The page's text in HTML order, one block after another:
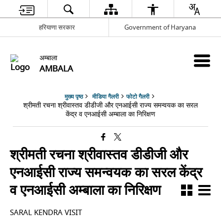
हरियाणा सरकार Government of Haryana
अम्बाला
AMBALA
मुख्य पृष्ठ मीडिया गैलरी फोटो गैलरी
श्रीमती रचना श्रीवास्तव डीडीजी और एनआईसी राज्य समन्वयक का सरल
केंद्र व एनआईसी अम्बाला का निरिक्षण
श्रीमती रचना श्रीवास्तव डीडीजी और
एनआईसी राज्य समन्वयक का सरल केंद्र
व एनआईसी अम्बाला का निरिक्षण
SARAL KENDRA VISIT